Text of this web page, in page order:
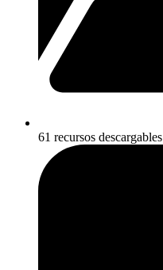
61 recursos descargables